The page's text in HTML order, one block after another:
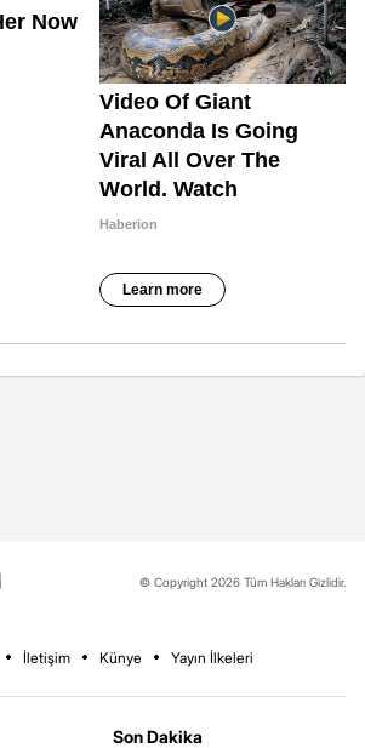
© Copyright 2026 Tüm Hakları Gizlidir.
İletişim Künye Yayın İlkeleri
Son Dakika